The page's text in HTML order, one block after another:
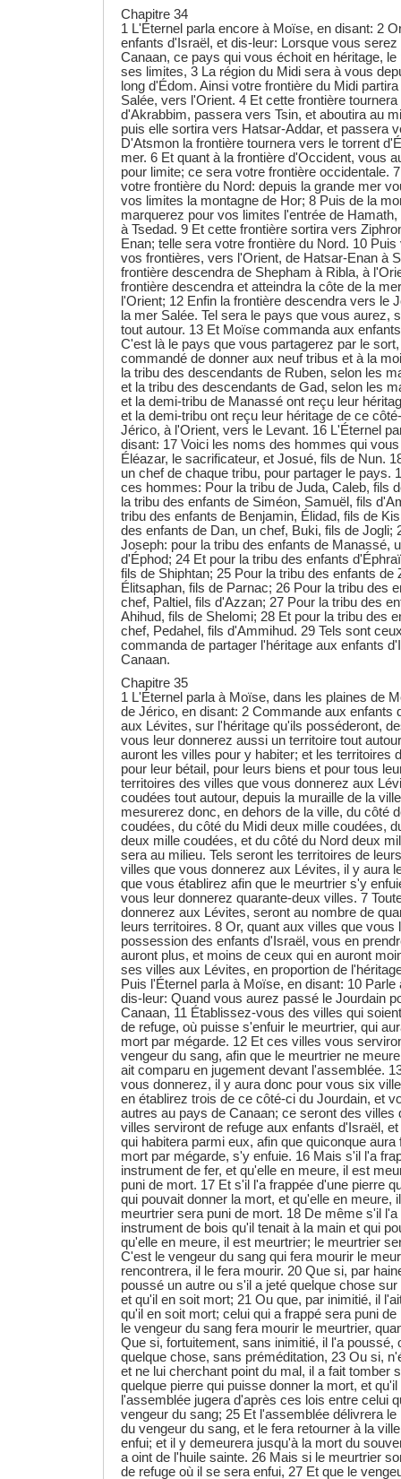
Chapitre 34
1 L'Éternel parla encore à Moïse, en disant: 2
enfants d'Israël, et dis-leur: Lorsque vous
Canaan, ce pays qui vous échoit en héritage,
ses limites, 3 La région du Midi sera à vous
long d'Édom. Ainsi votre frontière du Midi
Salée, vers l'Orient. 4 Et cette frontière
d'Akrabbim, passera vers Tsin, et aboutira au
puis elle sortira vers Hatsar-Addar, et passera
D'Atsmon la frontière tournera vers le torrent
mer. 6 Et quant à la frontière d'Occident, vous
pour limite; ce sera votre frontière occidentale.
votre frontière du Nord: depuis la grande mer
vos limites la montagne de Hor; 8 Puis de la
marquerez pour vos limites l'entrée de Hamath,
à Tsedad. 9 Et cette frontière sortira vers
Enan; telle sera votre frontière du Nord. 10
vos frontières, vers l'Orient, de Hatsar-Enan à
frontière descendra de Shepham à Ribla, à
frontière descendra et atteindra la côte de la
l'Orient; 12 Enfin la frontière descendra vers le
la mer Salée. Tel sera le pays que vous aurez,
tout autour. 13 Et Moïse commanda aux
C'est là le pays que vous partagerez par le
commandé de donner aux neuf tribus et à la
la tribu des descendants de Ruben, selon les
et la tribu des descendants de Gad, selon les
et la demi-tribu de Manassé ont reçu leur
et la demi-tribu ont reçu leur héritage de ce
Jérico, à l'Orient, vers le Levant. 16 L'Éternel
disant: 17 Voici les noms des hommes qui
Éléazar, le sacrificateur, et Josué, fils de Nun.
un chef de chaque tribu, pour partager le pays.
ces hommes: Pour la tribu de Juda, Caleb, fils
la tribu des enfants de Siméon, Samuël, fils
tribu des enfants de Benjamin, Élidad, fils de
des enfants de Dan, un chef, Buki, fils de Jogli;
Joseph: pour la tribu des enfants de Manassé,
d'Éphod; 24 Et pour la tribu des enfants
fils de Shiphtan; 25 Pour la tribu des enfants de
Élitsaphan, fils de Parnac; 26 Pour la tribu des
chef, Paltiel, fils d'Azzan; 27 Pour la tribu des
Ahihud, fils de Shelomi; 28 Et pour la tribu des
chef, Pedahel, fils d'Ammihud. 29 Tels sont
commanda de partager l'héritage aux enfants
Canaan.
Chapitre 35
1 L'Éternel parla à Moïse, dans les plaines de
de Jérico, en disant: 2 Commande aux enfants
aux Lévites, sur l'héritage qu'ils posséderont,
vous leur donnerez aussi un territoire tout
auront les villes pour y habiter; et les territoires
pour leur bétail, pour leurs biens et pour tous
territoires des villes que vous donnerez aux
coudées tout autour, depuis la muraille de la
mesurerez donc, en dehors de la ville, du côté
coudées, du côté du Midi deux mille coudées,
deux mille coudées, et du côté du Nord deux
sera au milieu. Tels seront les territoires de
villes que vous donnerez aux Lévites, il y aura
que vous établirez afin que le meurtrier s'y
vous leur donnerez quarante-deux villes. 7
donnerez aux Lévites, seront au nombre de
leurs territoires. 8 Or, quant aux villes que vous
possession des enfants d'Israël, vous en
auront plus, et moins de ceux qui en auront
ses villes aux Lévites, en proportion de
Puis l'Éternel parla à Moïse, en disant: 10
dis-leur: Quand vous aurez passé le Jourdain
Canaan, 11 Établissez-vous des villes qui
de refuge, où puisse s'enfuir le meurtrier, qui
mort par mégarde. 12 Et ces villes vous
vengeur du sang, afin que le meurtrier ne
ait comparu en jugement devant l'assemblée.
vous donnerez, il y aura donc pour vous six
en établirez trois de ce côté-ci du Jourdain, et
autres au pays de Canaan; ce seront des villes
villes serviront de refuge aux enfants d'Israël,
qui habitera parmi eux, afin que quiconque
mort par mégarde, s'y enfuie. 16 Mais s'il l'a
instrument de fer, et qu'elle en meure, il est
puni de mort. 17 Et s'il l'a frappée d'une pierre
qui pouvait donner la mort, et qu'elle en meure,
meurtrier sera puni de mort. 18 De même s'il l'a
instrument de bois qu'il tenait à la main et qui
qu'elle en meure, il est meurtrier; le meurtrier
C'est le vengeur du sang qui fera mourir le
rencontrera, il le fera mourir. 20 Que si, par
poussé un autre ou s'il a jeté quelque chose
et qu'il en soit mort; 21 Ou que, par inimitié, il
qu'il en soit mort; celui qui a frappé sera puni
le vengeur du sang fera mourir le meurtrier,
Que si, fortuitement, sans inimitié, il l'a poussé,
quelque chose, sans préméditation, 23 Ou si,
et ne lui cherchant point du mal, il a fait tomber
quelque pierre qui puisse donner la mort, et
l'assemblée jugera d'après ces lois entre celui
vengeur du sang; 25 Et l'assemblée délivrera
du vengeur du sang, et le fera retourner à la
enfui; et il y demeurera jusqu'à la mort du
a oint de l'huile sainte. 26 Mais si le meurtrier
de refuge où il se sera enfui, 27 Et que le